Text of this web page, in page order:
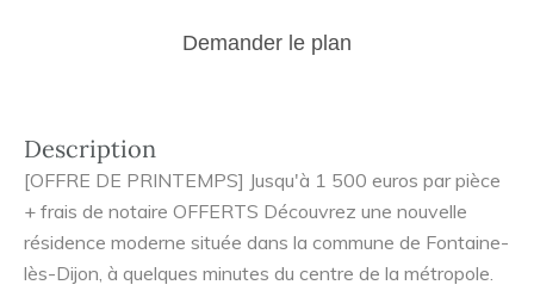
Demander le plan
Description
[OFFRE DE PRINTEMPS] Jusqu'à 1 500 euros par pièce
+ frais de notaire OFFERTS Découvrez une nouvelle
résidence moderne située dans la commune de Fontaine-
lès-Dijon, à quelques minutes du centre de la métropole.